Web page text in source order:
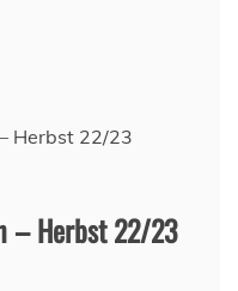
– Herbst 22/23